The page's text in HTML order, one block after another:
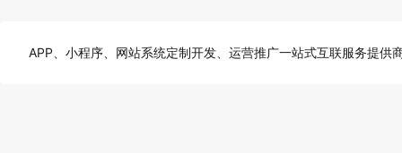
APP、小程序、网站系统定制开发、运营推广一站式互联服务提供